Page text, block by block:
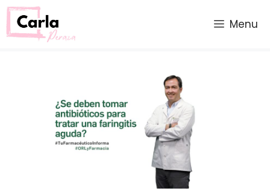
Saltar
al
contenido
Menu